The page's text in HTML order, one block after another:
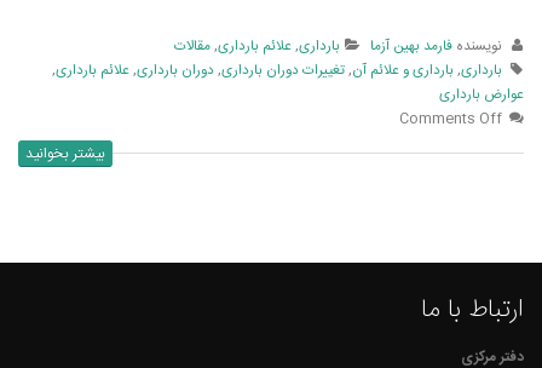
نویسنده فارمد بهین آزما بارداری,علائم بارداری,مقالات
بارداری, بارداری و علائم آن,تغییرات دوران بارداری,دوران بارداری,علائم بارداری,
عوارض بارداری
Comments Off
بیشتر بخوانید
ارتباط با ما
دفتر مرکزی